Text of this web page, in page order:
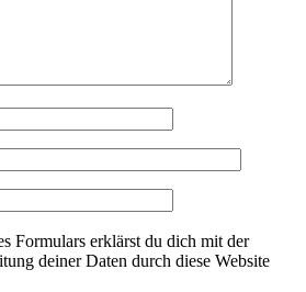
Formulars erklärst du dich mit der
deiner Daten durch diese Website